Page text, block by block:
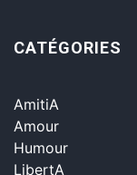
CATÉGORIES
AmitiA
Amour
Humour
LibertA